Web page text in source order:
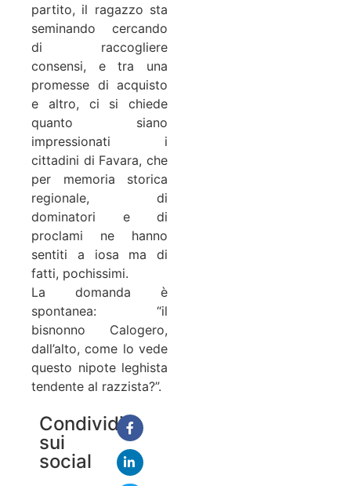
partito, il ragazzo sta
seminando cercando
di raccogliere
consensi, e tra una
promesse di acquisto
e altro, ci si chiede
quanto siano
impressionati i
cittadini di Favara, che
per memoria storica
regionale, di
dominatori e di
proclami ne hanno
sentiti a iosa ma di
fatti, pochissimi.
La domanda è
spontanea: “il
bisnonno Calogero,
dall’alto, come lo vede
questo nipote leghista
tendente al razzista?”.
Condividi
sui
social